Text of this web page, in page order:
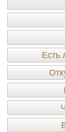
Есть